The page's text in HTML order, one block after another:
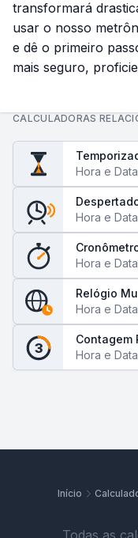
transformará
usar o nosso
e dê o primeiro
mais seguro,
CALCULADORAS
Hora e Data
Hora e Data
Hora e Data
Relógio
Hora e Data
3
Contagem
Hora e Data
Início